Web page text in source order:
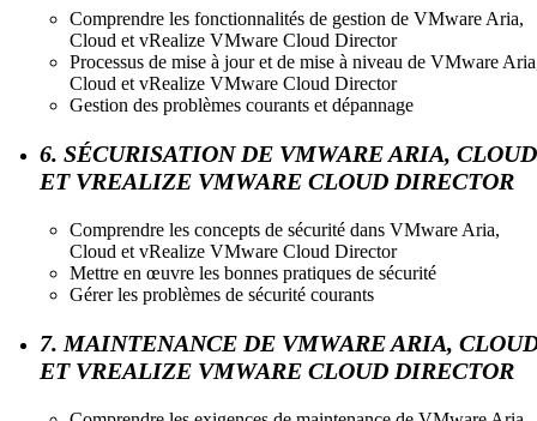
Comprendre les fonctionnalités de gestion de VMware Aria,
Cloud et vRealize VMware Cloud Director
Processus de mise à jour et de mise à niveau de VMware
Cloud et vRealize VMware Cloud Director
Gestion des problèmes courants et dépannage
6. SÉCURISATION DE VMWARE ARIA, CLOUD
ET VREALIZE VMWARE CLOUD DIRECTOR
Comprendre les concepts de sécurité dans VMware Aria,
Cloud et vRealize VMware Cloud Director
Mettre en œuvre les bonnes pratiques de sécurité
Gérer les problèmes de sécurité courants
7. MAINTENANCE DE VMWARE ARIA,
ET VREALIZE VMWARE CLOUD DIRECTOR